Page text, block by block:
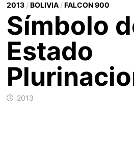
2013/BOLIVIA/FALCON 900
Símbolo
Estado
2013